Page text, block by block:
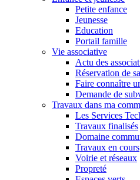
Petite enfance
Jeunesse
Education
Portail famille
Vie associative
Actu des
Réservation de
Faire connaître
Demande de
Travaux dans ma
Les Services
Travaux finalisés
Domaine
Travaux en cours
Voirie et réseaux
Propreté